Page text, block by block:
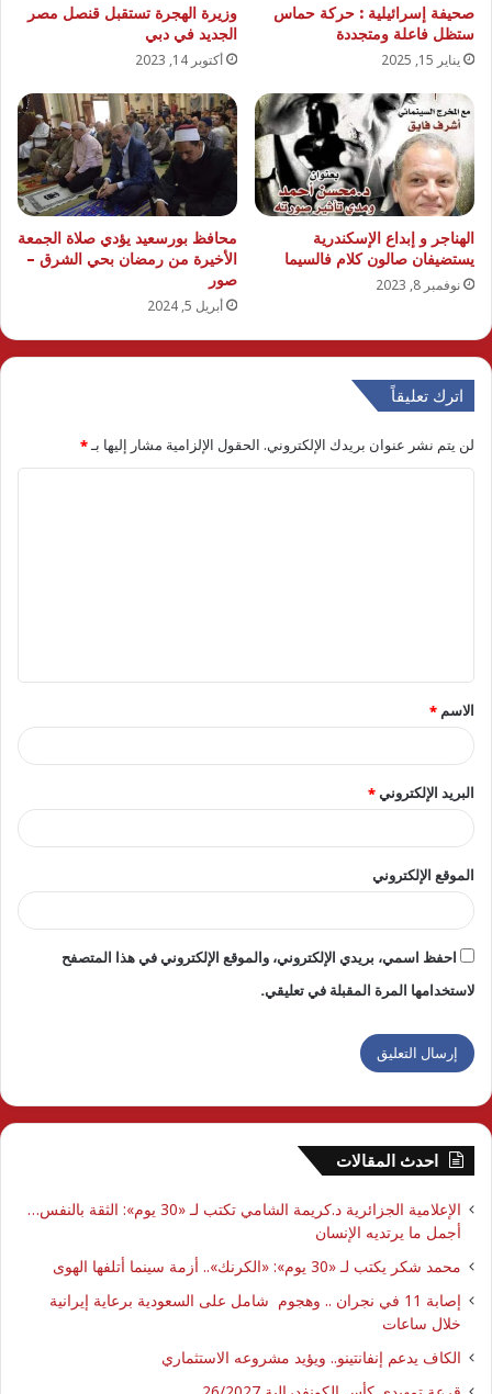
صحيفة إسرائيلية : حركة حماس
ستظل فاعلة ومتجددة
يناير 15, 2025
وزيرة الهجرة تستقبل قنصل مصر
الجديد في دبي
أكتوبر 14, 2023
الهناجر و إبداع الإسكندرية
يستضيفان صالون كلام فالسيما
نوفمبر 8, 2023
محافظ بورسعيد يؤدي صلاة الجمعة
الأخيرة من رمضان بحي الشرق –
صور
أبريل 5, 2024
اترك تعليقاً
لن يتم نشر عنوان بريدك الإلكتروني. الحقول الإلزامية مشار إليها بـ*
ق
*
الاسم *
البريد الإلكتروني*
الموقع الإلكتروني
احفظ اسمي، بريدي الإلكتروني، والموقع الإلكتروني في هذا المتصفح
لاستخدامها المرة المقبلة في تعليقي.
احدث المقالات
الإعلامية الجزائرية د.كريمة الشامي تكتب لـ «30 يوم»: الثقة بالنفس…
أجمل ما يرتديه الإنسان
محمد شكر يكتب لـ «30 يوم»: «الكرنك».. أزمة سينما أتلفها الهوى
إصابة 11 في نجران .. وهجوم شامل على السعودية برعاية إيرانية
خلال ساعات
الكاف يدعم إنفانتينو.. ويؤيد مشروعه الاستثماري